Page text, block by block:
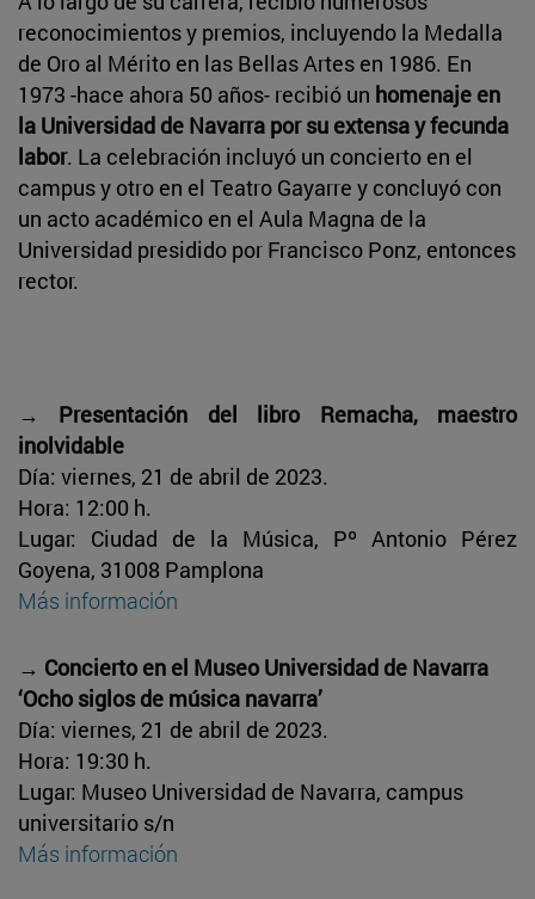
reconocimientos y premios, incluyendo la Medalla
de Oro al Mérito en las Bellas Artes en 1986. En
1973 -hace ahora 50 años- recibió un homenaje en
la Universidad de Navarra por su extensa y fecunda
labor. La celebración incluyó un concierto en el
campus y otro en el Teatro Gayarre y concluyó con
un acto académico en el Aula Magna de la
Universidad presidido por Francisco Ponz, entonces
rector.
→ Presentación del libro Remacha, maestro
inolvidable
Día: viernes, 21 de abril de 2023.
Hora: 12:00 h.
Lugar: Ciudad de la Música, Pº Antonio Pérez
Goyena, 31008 Pamplona
Más información
→ Concierto en el Museo Universidad de Navarra
‘Ocho siglos de música navarra’
Día: viernes, 21 de abril de 2023.
Hora: 19:30 h.
Lugar: Museo Universidad de Navarra, campus
universitario s/n
Más información